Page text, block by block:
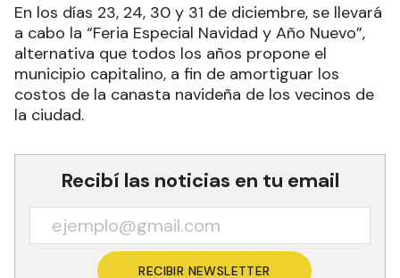
En los días 23, 24, 30 y 31 de diciembre, se llevará
a cabo la “Feria Especial Navidad y Año Nuevo”,
alternativa que todos los años propone el
municipio capitalino, a fin de amortiguar los
costos de la canasta navideña de los vecinos de
la ciudad.
Recibí las noticias en tu email
RECIBIR NEWSLETTER